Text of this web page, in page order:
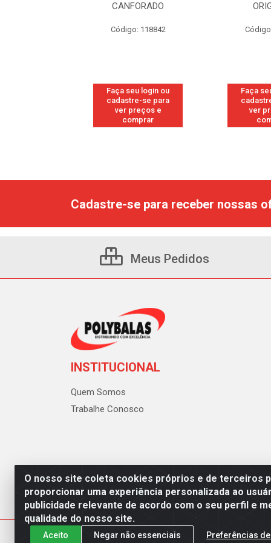
CANFORADO
Código: 118842
Faça seu login ou
cadastre-se para
ver preços e
comprar
Faça
ver
O nosso site coleta cookies próprios e de terceiros
proporcionar uma experiência personalizada ao
publicidade relevante de acordo com o seu perfil e
qualidade do nosso site.
Aceito Negar não essenciais Preferências
Cadastre-se para receber nossas
Meus Pedidos
INSTITUCIONAL
Quem Somos
Trabalhe Conosco
Polybalas - Rua João Miguel